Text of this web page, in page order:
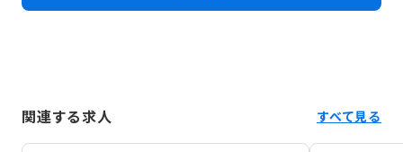
関連する求人 すべて見る